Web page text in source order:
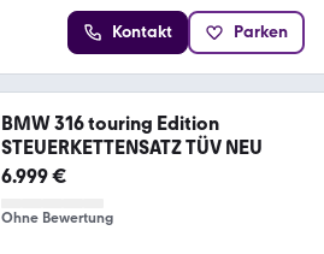
Kontakt Parken
BMW 316 touring Edition
STEUERKETTENSATZ TÜV NEU
6.999 €
Ohne Bewertung